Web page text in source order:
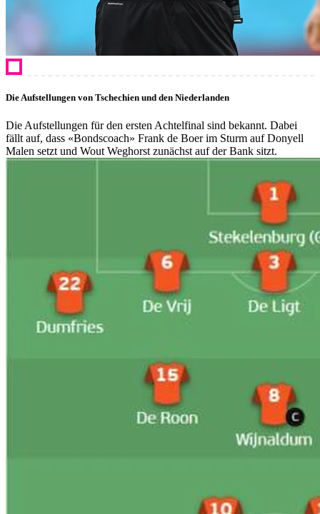
Die Aufstellungen von Tschechien und den Niederlanden
Die Aufstellungen für den ersten Achtelfinal sind bekannt. Dabei
fällt auf, dass «Bondscoach» Frank de Boer im Sturm auf Donyell
Malen setzt und Wout Weghorst zunächst auf der Bank sitzt.